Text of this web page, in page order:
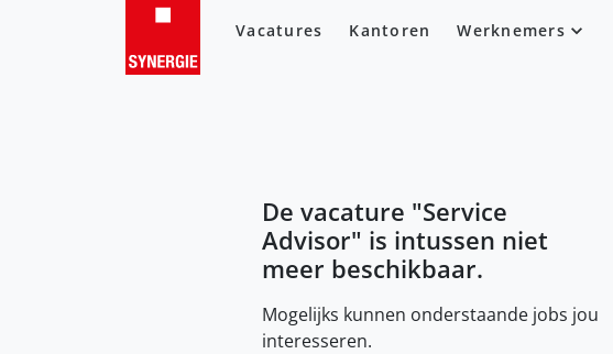
Vacatures Kantoren Werknemers
De vacature "Service
Advisor" is intussen niet
meer beschikbaar.
Mogelijks kunnen onderstaande jobs jou
interesseren.